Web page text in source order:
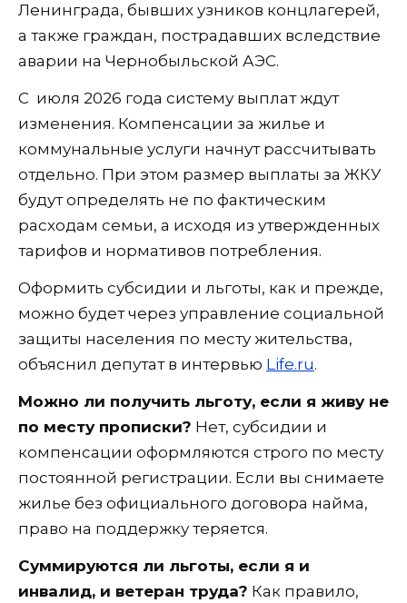
Ленинграда, бывших узников концлагерей,
а также граждан, пострадавших вследствие
аварии на Чернобыльской АЭС.
С июля 2026 года систему выплат ждут
изменения. Компенсации за жилье и
коммунальные услуги начнут рассчитывать
отдельно. При этом размер выплаты за ЖКУ
будут определять не по фактическим
расходам семьи, а исходя из утвержденных
тарифов и нормативов потребления.
Оформить субсидии и льготы, как и прежде,
можно будет через управление социальной
защиты населения по месту жительства,
объяснил депутат в интервью Life.ru.
Можно ли получить льготу, если я живу не
по месту прописки? Нет, субсидии и
компенсации оформляются строго по месту
постоянной регистрации. Если вы снимаете
жилье без официального договора найма,
право на поддержку теряется.
Суммируются ли льготы, если я и
инвалид, и ветеран труда? Как правило,